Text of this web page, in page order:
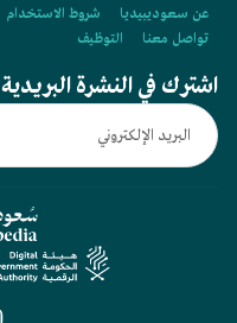
عن سعوديبيديا شروط الاستخدام
تواصل معنا
التوظيف
اشترك في النشرة البريدية